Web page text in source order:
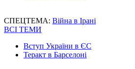
СПЕЦТЕМА: Війна в Ірані
ВСІ ТЕМИ
Вступ України в ЄС
Теракт в Барселоні